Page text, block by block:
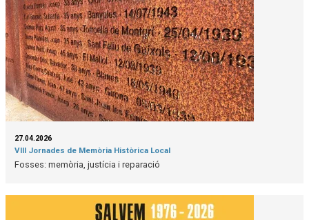
27.04.2026
VIII Jornades de Memòria Històrica Local
Fosses: memòria, justícia i reparació